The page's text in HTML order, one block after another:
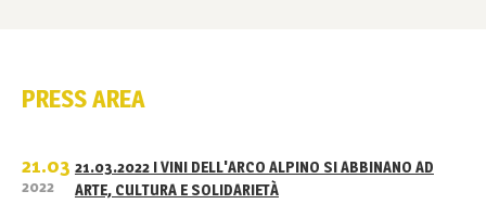
PRESS AREA
21.03
2022
21.03.2022 I VINI DELL'ARCO ALPINO SI ABBINANO AD
ARTE, CULTURA E SOLIDARIETÀ